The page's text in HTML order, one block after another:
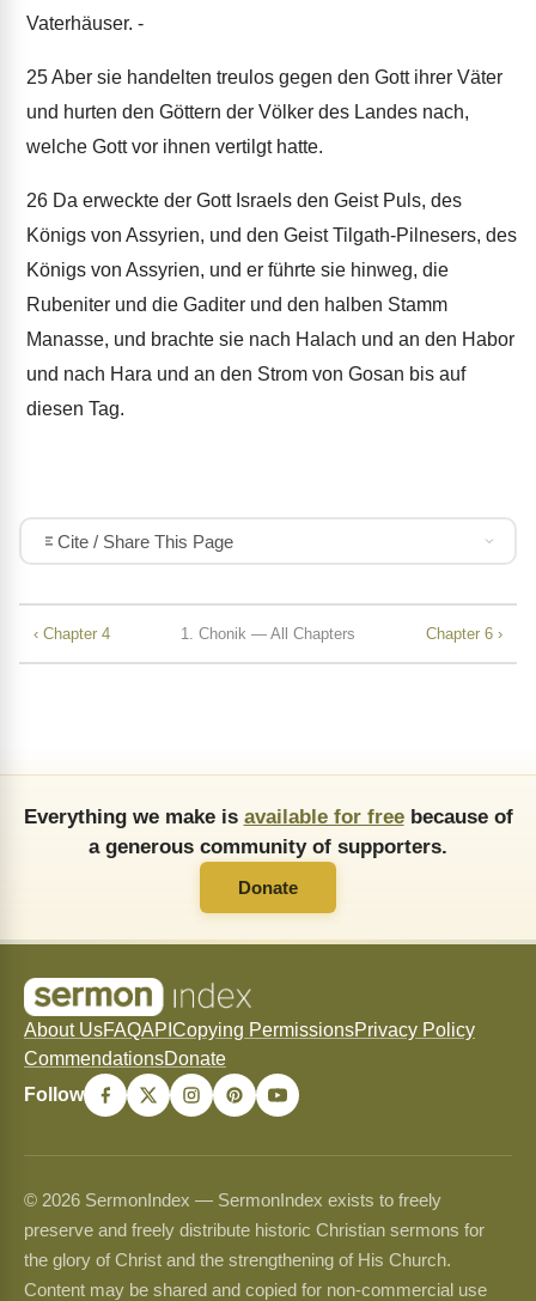
Vaterhäuser. -
25Aber sie handelten treulos gegen den Gott ihrer Väter
und hurten den Göttern der Völker des Landes nach,
welche Gott vor ihnen vertilgt hatte.
26 Da erweckte der Gott Israels den Geist Puls, des
Königs von Assyrien, und den Geist Tilgath-Pilnesers, des
Königs von Assyrien, und er führte sie hinweg, die
Rubeniter und die Gaditer und den halben Stamm
Manasse, und brachte sie nach Halach und an den Habor
und nach Hara und an den Strom von Gosan bis auf
diesen Tag.
Cite / Share This Page
‹ Chapter 4 1. Chonik — All Chapters Chapter 6 ›
Everything we make is available for freebecause of
a generous community of supporters.
Donate
About UsFAQAPI Copying PermissionsPrivacy Policy
CommendationsDonate
Follow
© 2026 SermonIndex — SermonIndex exists to freely
preserve and freely distribute historic Christian sermons for
the glory of Christ and the strengthening of His Church.
Content may be shared and copied for non-commercial use